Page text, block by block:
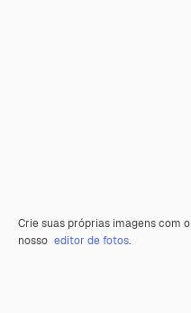
Crie suas próprias imagens com o
nosso editor de fotos.